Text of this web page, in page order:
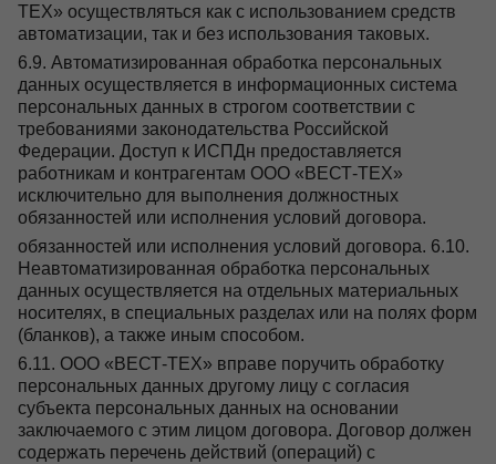
ТЕХ» осуществляться как с использованием средств
автоматизации, так и без использования таковых.
6.9. Автоматизированная обработка персональных
данных осуществляется в информационных система
персональных данных в строгом соответствии с
требованиями законодательства Российской
Федерации. Доступ к ИСПДн предоставляется
работникам и контрагентам ООО «ВЕСТ-ТЕХ»
исключительно для выполнения должностных
обязанностей или исполнения условий договора.
обязанностей или исполнения условий договора. 6.10.
Неавтоматизированная обработка персональных
данных осуществляется на отдельных материальных
носителях, в специальных разделах или на полях форм
(бланков), а также иным способом.
6.11. ООО «ВЕСТ-ТЕХ» вправе поручить обработку
персональных данных другому лицу с согласия
субъекта персональных данных на основании
заключаемого с этим лицом договора. Договор должен
содержать перечень действий (операций) с